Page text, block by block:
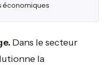
économiques
Dans le secteur
la